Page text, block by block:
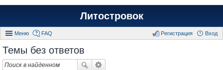
Литостровок
Меню FAQ Вход
Регистрация
Темы без ответов